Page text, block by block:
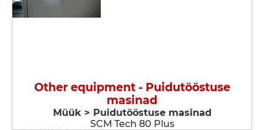
Other equipment - Puidutööstuse
masinad
Müük > Puidutööstuse masinad
SCM Tech 80 Plus